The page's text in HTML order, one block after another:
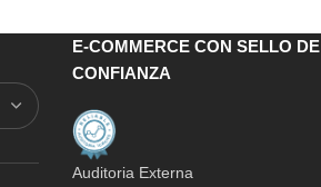
E-COMMERCE CON SELLO DE
CONFIANZA
Auditoria Externa